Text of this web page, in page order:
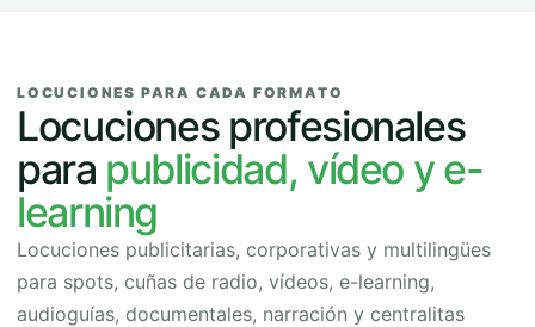
LOCUCIONES PARA CADA FORMATO
Locuciones profesionales
para publicidad, vídeo y e-
learning
Locuciones publicitarias, corporativas y multilingües
para spots, cuñas de radio, vídeos, e-learning,
audioguías, documentales, narración y centralitas